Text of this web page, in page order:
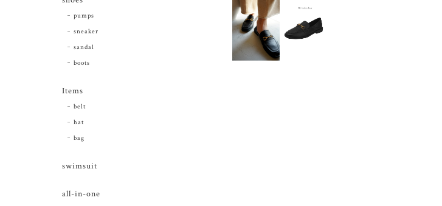
pumps
sneaker
sandal
boots
Items
belt
hat
bag
swimsuit
all-in-one